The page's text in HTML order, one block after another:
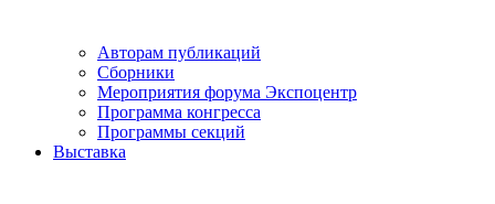
Авторам публикаций
Сборники
Мероприятия форума Экспоцентр
Программа конгресса
Программы секций
Выставка